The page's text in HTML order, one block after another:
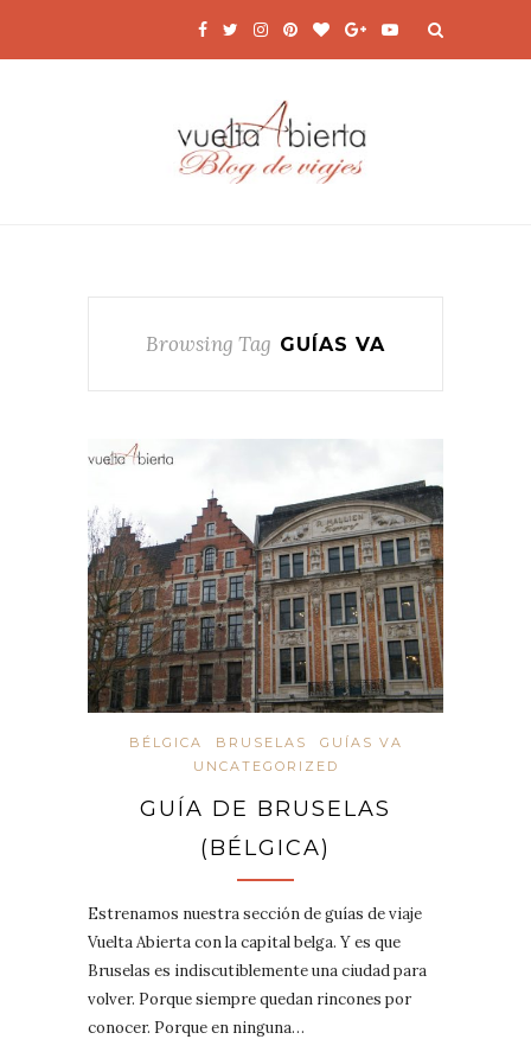
Browsing Tag GUÍAS VA
BÉLGICA BRUSELAS
GUÍAS VA
UNCATEGORIZED
GUÍA DE BRUSELAS
(BÉLGICA)
Estrenamos nuestra sección de guías de viaje
Vuelta Abierta con la capital belga. Y es que
Bruselas es indiscutiblemente una ciudad para
volver. Porque siempre quedan rincones por
conocer. Porque en ninguna…